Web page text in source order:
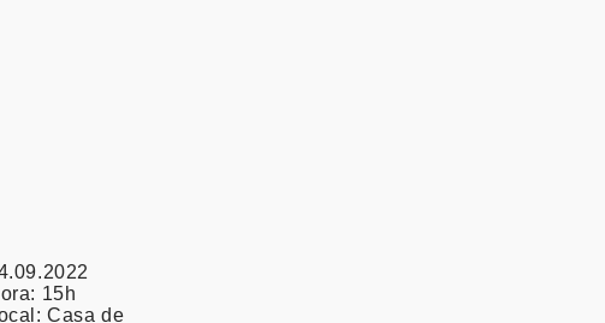
15h
Casa de